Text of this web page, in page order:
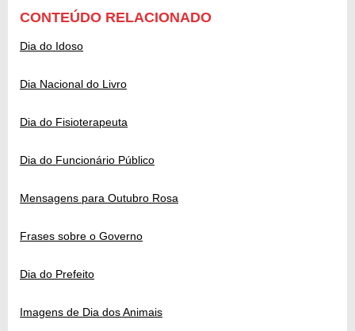
CONTEÚDO RELACIONADO
Dia do Idoso
Dia Nacional do Livro
Dia do Fisioterapeuta
Dia do Funcionário Público
Mensagens para Outubro Rosa
Frases sobre o Governo
Dia do Prefeito
Imagens de Dia dos Animais